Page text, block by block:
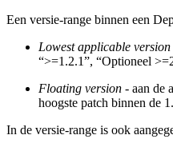
Een versie-range binnen een
Lowest applicable version
“>=1.2.1”, “Optioneel
Floating version - aan de
hoogste patch binnen de
In de versie-range is ook